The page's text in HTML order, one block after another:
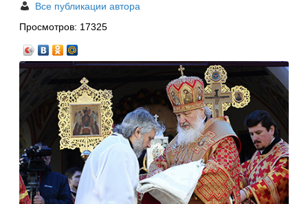
Все публикации автора
Просмотров: 17325